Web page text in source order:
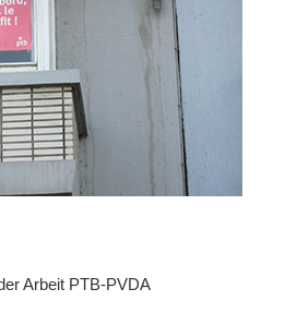
Arbeit PTB-PVDA